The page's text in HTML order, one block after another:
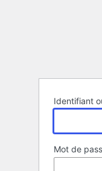
Identifiant
Mot de